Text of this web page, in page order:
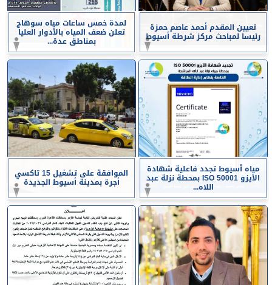
تعيين المقدم أحمد عاصم حمزة
رئيسا لمباحث مركز شرطة أسيوط
لمدة خمس ساعات مياه سوهاج
تعلن ضعف المياه بالأدوار العليا
بمناطق عدة...
مياه أسيوط تجدد فاعلية شهادة
الأيزو ISO 50001 بمحطة نزلة عبد
اللاه...
الموافقة على تشغيل 15 تاكسي
أجرة بمدينة أسيوط الجديدة